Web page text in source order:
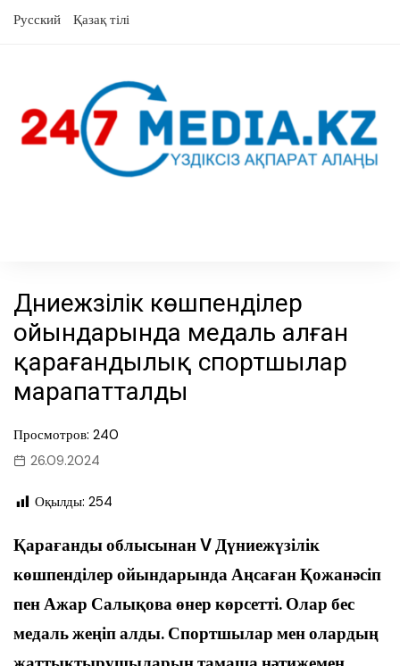
Русский Қазақ тілі
Дүниежүзілік көшпенділер
ойындарында медаль алған
қарағандылық спортшылар
марапатталды
Просмотров: 240
26.09.2024
Оқылды: 254
Қарағанды облысынан V Дүниежүзілік
көшпенділер ойындарында Аңсаған Қожанәсіп
пен Ажар Салықова өнер көрсетті. Олар бес
медаль жеңіп алды. Спортшылар мен олардың